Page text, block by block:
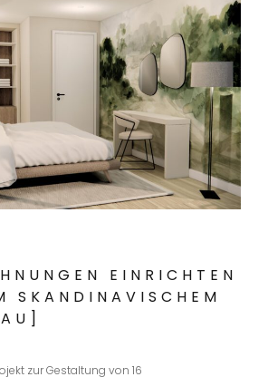
EINRICHTEN
SKANDINAVISCHEM
zur Gestaltung von 16